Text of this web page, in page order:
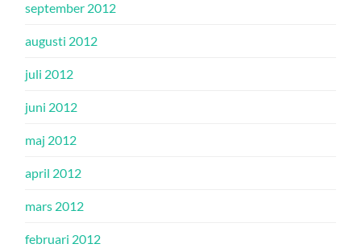
september 2012
augusti 2012
juli 2012
juni 2012
maj 2012
april 2012
mars 2012
februari 2012